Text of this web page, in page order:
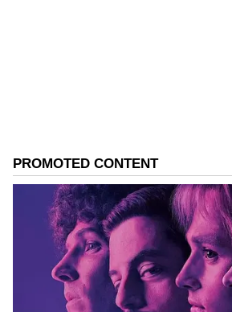
ABOUT THE AUTHOR
Kannadaprabha News
1967ರ ನವೆಂಬರ್ 4ರಂದು ಆರಂಭವಾದ
ಪತ್ರಿಕೋದ್ಯಮದಲ್ಲಿಯೇ ವಿಶೇಷ ಛಾಪು
ಪತ್ರಿಕೆ. ದೇಶ, ವಿದೇಶ, ವಾಣಿಜ್ಯ, ಕ್ರೀಡೆ,
ವೈವಿಧ್ಯಮಯ ಸುದ್ದಿಗಳ ಹೂರಣ ಹೊತ್ತು
ಕನ್ನಡಿಗರ ಅಸ್ಮಿತೆಯ ಸಂಕೇತ. ಸದಾ
ಪರ ಧ್ವನಿ ಎತ್ತುವ ಕನ್ನಡಪ್ರಭ ದಿನ
ಸುದ್ದಿಗಳು ಸುವರ್ಣ ನ್ಯೂಸ್ ವೆಬ್‌ಸೈಟಲ್ಲೂ
ಮೈಸೂರು